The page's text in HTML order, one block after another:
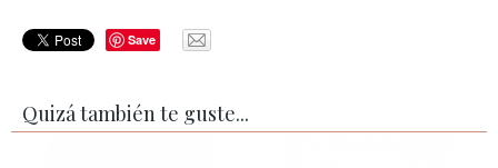
Save
Quizá también te guste...